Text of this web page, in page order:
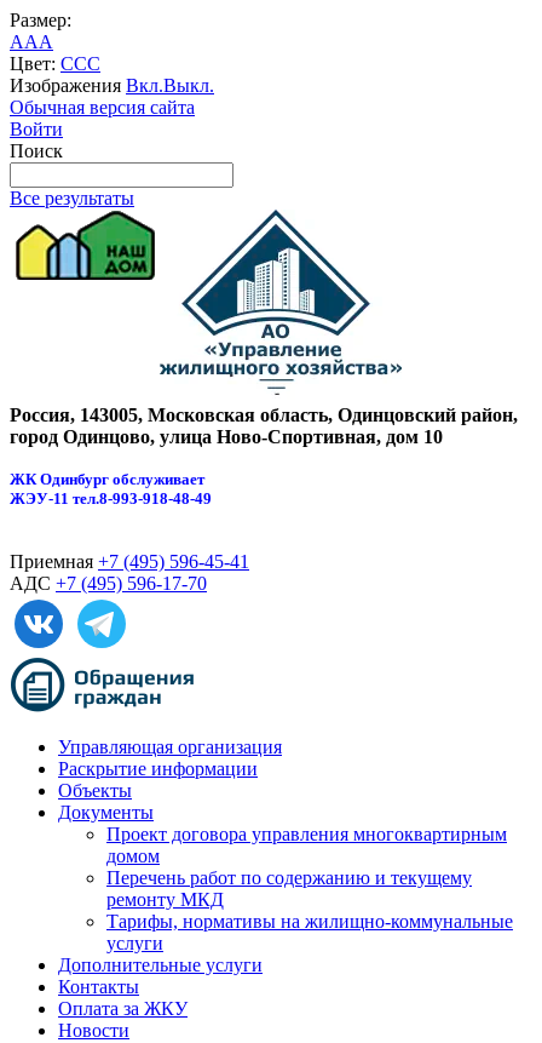
Размер:
AAA
Цвет: CCC
Изображения Вкл.Выкл.
Обычная версия сайта
Войти
Поиск
Все результаты
Россия, 143005, Московская область, Одинцовский район,
город Одинцово, улица Ново-Спортивная, дом 10
ЖК Одинбург обслуживает
ЖЭУ-11 тел.8-993-918-48-49
Приемная +7 (495) 596-45-41
АДС +7 (495) 596-17-70
Управляющая организация
Раскрытие информации
Объекты
Документы
Проект договора управления многоквартирным
домом
Перечень работ по содержанию и текущему
ремонту МКД
Тарифы, нормативы на жилищно-коммунальные
услуги
Дополнительные услуги
Контакты
Оплата за ЖКУ
Новости